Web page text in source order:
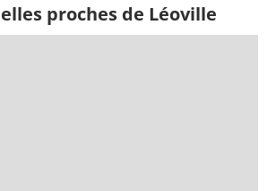
proches de Léoville